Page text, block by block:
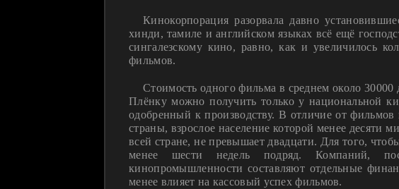
Кинокорпорация разорвала давно
хинди, тамиле и английском языках всё ещё
сингалезскому кино, равно, как и увеличилось
фильмов.
Стоимость одного фильма в среднем около
Плёнку можно получить только у национальной
одобренный к производству. В отличие от
страны, взрослое население которой менее
всей стране, не превышает двадцати. Для того,
менее шести недель подряд. Компаний,
кинопромышленности составляют отдельные
менее влияет на кассовый успех фильмов.